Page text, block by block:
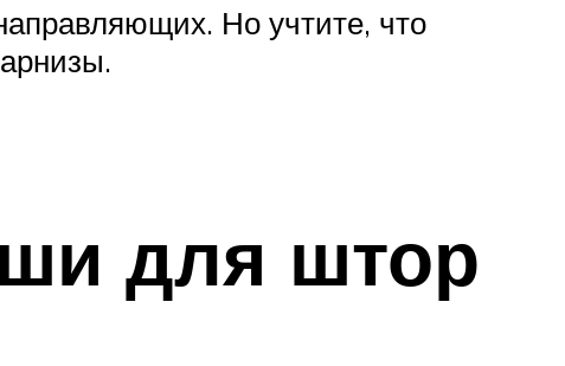
Но учтите, что
для штор